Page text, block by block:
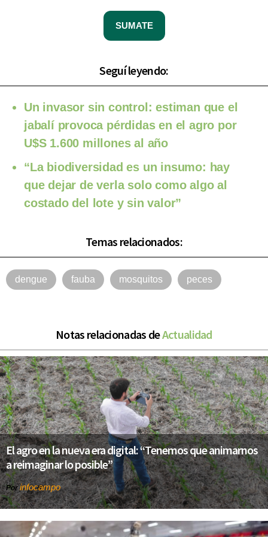
SUMATE
Seguí leyendo:
Un invasor sin control: estiman que el
jabalí provoca pérdidas en el agro por
U$S 1.600 millones al año
“La biodiversidad es un insumo: hay
que dejar de verla solo como algo al
costado del lote y sin valor”
Temas relacionados:
dengue fauba mosquitos peces
Notas relacionadas deActualidad
El agro en la nueva era digital: “Tenemos que animarnos
a reimaginar lo posible”
Porinfocampo